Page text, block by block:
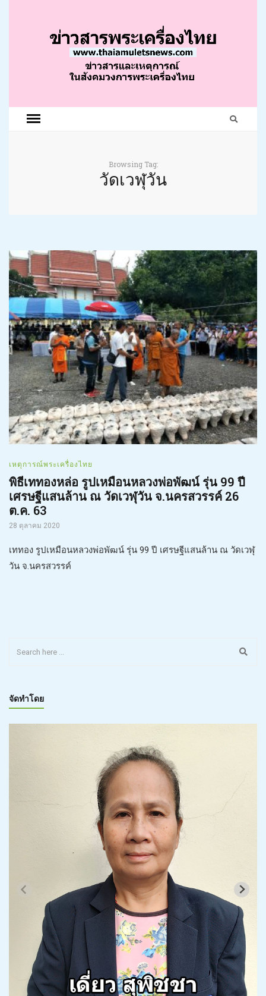
Browsing Tag:
วัดเวฬุวัน
เหตุการณ์พระเครื่องไทย
พิธีเททองหล่อ รูปเหมือนหลวงพ่อพัฒน์ รุ่น 99 ปี
เศรษฐีแสนล้าน ณ วัดเวฬุวัน จ.นครสวรรค์ 26
ต.ค. 63
28 ตุลาคม 2020
เททอง รูปเหมือนหลวงพ่อพัฒน์ รุ่น 99 ปี เศรษฐีแสนล้าน ณ วัดเวฬุ
วัน จ.นครสวรรค์
จัดทำโดย